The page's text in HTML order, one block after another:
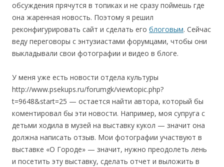
обсуждения прячутся в топиках и не сразу поймешь где
она жаренная новость. Поэтому я решил
реконфигурировать сайт и сделать его блоговым. Сейчас
веду переговоры с энтузиастами форумцами, чтобы они
выкладывали свои фотографии и видео в блоге.
У меня уже есть новости отдела культуры
http://www.psekups.ru/forumgk/viewtopic.php?
t=9648&start=25 — остается найти автора, который бы
коментировал бы эти новости. Например, моя супруга с
детьми ходила в музей на выставку кукол — значит она
должна написать отзыв. Мои фотографии участвуют в
выставке «О Городе» — значит, нужно преодолеть лень
и посетить эту выставку, сделать отчет и выложить в